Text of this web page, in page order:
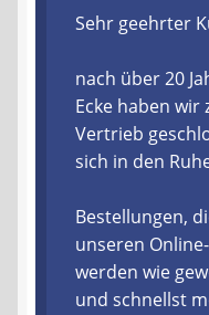
Shop
Warenkorb
Ablauf einer
Zahlungsarten
Lieferzeit &
Sehr geehrter
nach über 20
Ecke haben wir
Vertrieb
sich in den
Bestellungen,
unseren
werden wie
und schnellst